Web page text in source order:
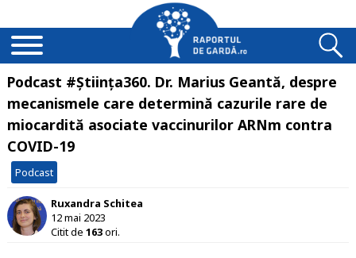
Podcast #Știința360. Dr. Marius Geantă, despre
mecanismele care determină cazurile rare de
miocardită asociate vaccinurilor ARNm contra
COVID-19
Podcast
Ruxandra Schitea
12 mai 2023
Citit de 163ori.